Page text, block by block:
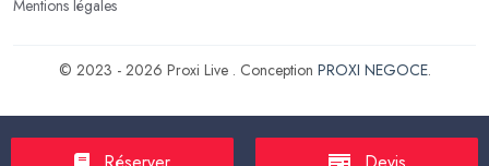
Mentions légales
© 2023 - 2026 Proxi Live . Conception PROXI NEGOCE.